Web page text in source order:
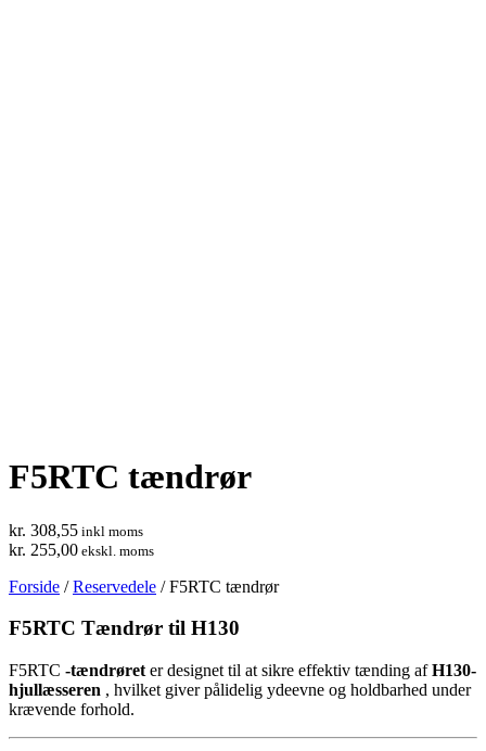
F5RTC tændrør
kr. 308,55 inkl moms
kr. 255,00 ekskl. moms
Forside /Reservedele / F5RTC tændrør
F5RTC Tændrør til H130
F5RTC -tændrøret er designet til at sikre effektiv tænding afH130-
hjullæsseren , hvilket giver pålidelig ydeevne og holdbarhed under
krævende forhold.